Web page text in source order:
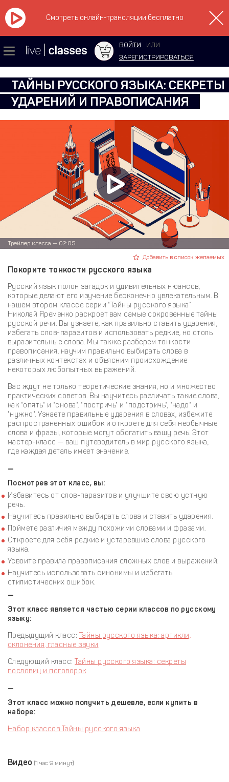
Смотреть онлайн-трансляции бесплатно
ВОЙТИ
ИЛИ
ЗАРЕГИСТРИРОВАТЬСЯ
ТАЙНЫ РУССКОГО ЯЗЫКА: СЕКРЕТЫ
УДАРЕНИЙ И ПРАВОПИСАНИЯ
Трейлер класса — 02:05
Добавить в список желаемых
Покорите тонкости русского языка
Русский язык полон загадок и удивительных нюансов,
которые делают его изучение бесконечно увлекательным. В
нашем втором классе серии "Тайны русского языка”
Николай Яременко раскроет вам самые сокровенные тайны
русской речи. Вы узнаете, как правильно ставить ударения,
избегать слов-паразитов и использовать редкие, но столь
выразительные слова. Мы также разберем тонкости
правописания, научим правильно выбирать слова в
различных контекстах и объясним происхождение
некоторых любопытных выражений.
Вас ждут не только теоретические знания, но и множество
практических советов. Вы научитесь различать такие слова,
как "опять" и "снова", "постричь" и "подстричь", "надо" и
"нужно". Узнаете правильные ударения в словах, избежите
распространенных ошибок и откроете для себя необычные
слова и фразы, которые могут обогатить вашу речь. Этот
мастер-класс — ваш путеводитель в мир русского языка,
где каждая деталь имеет значение.
—
Посмотрев этот класс, вы:
Избавитесь от слов-паразитов и улучшите свою устную
речь.
Научитесь правильно выбирать слова и ставить ударения.
Поймете различия между похожими словами и фразами.
Откроете для себя редкие и устаревшие слова русского
языка.
Усвоите правила правописания сложных слов и выражений.
Научитесь использовать синонимы и избегать
стилистических ошибок.
—
Этот класс является частью серии классов по русскому
языку:
Предыдущий класс: Тайны русского языка: артикли,
склонения, гласные звуки
Следующий класс:Тайны русского языка: секреты
пословиц и поговорок
—
Этот класс можно получить дешевле, если купить в
наборе:
Набор классов Тайны русского языка
Видео (1 час 9 минут)